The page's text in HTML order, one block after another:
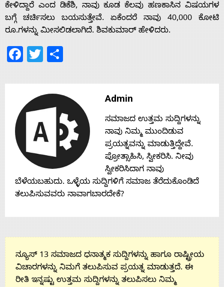
Advertise
With
s
Contact
Us
ಕೇಳಿದ್ದಾರೆ ಎಂದ ಡಿಕೆಶಿ, ನಾವು ಕೂಡ ಕೆಲವು ಹಣಕಾಸಿನ ವಿಷಯಗಳ
ಬಗ್ಗೆ ಚರ್ಚಿಸಲು ಬಯಸುತ್ತೇವೆ. ಏಕೆಂದರೆ ನಾವು 40,000 ಕೋಟಿ
ರೂ.ಗಳನ್ನು ಮೀಸಲಿಡಲಾಗಿದೆ. ಶಿವಕುಮಾರ್ ಹೇಳಿದರು.
Facebook
Twitter
Admin
ಸಮಾಜದ ಉತ್ತಮ ಸುದ್ದಿಗಳನ್ನು
ನಾವು ನಿಮ್ಮ ಮುಂದಿಡುವ
ಪ್ರಯತ್ನವನ್ನು ಮಾಡುತ್ತಿದ್ದೇವೆ.
ಪ್ರೋತ್ಸಾಹಿಸಿ, ಸ್ವೀಕರಿಸಿ. ನೀವು
ಸ್ವೀಕರಿಸಿದಾಗ ನಾವು
ಬೆಳೆಯಬಹುದು. ಒಳ್ಳೆಯ ಸುದ್ದಿಗಳಿಗೆ ಸಮಾಜ ತೆರೆದುಕೊಂಡಿದೆ
ತಲುಪಿಸುವವರು ನಾವಾಗಬಾರದೇಕೆ?
ನ್ಯೂಸ್ 13 ಸಮಾಜದ ಧನಾತ್ಮಕ ಸುದ್ದಿಗಳನ್ನು ಹಾಗೂ ರಾಷ್ಟ್ರೀಯ
ವಿಚಾರಗಳನ್ನು ನಿಮಗೆ ತಲುಪಿಸುವ ಪ್ರಯತ್ನ ಮಾಡುತ್ತದೆ. ಈ
ರೀತಿ ಇನ್ನಷ್ಟು ಉತ್ತಮ ಸುದ್ದಿಗಳನ್ನು ತಲುಪಿಸಲು ನಿಮ್ಮ